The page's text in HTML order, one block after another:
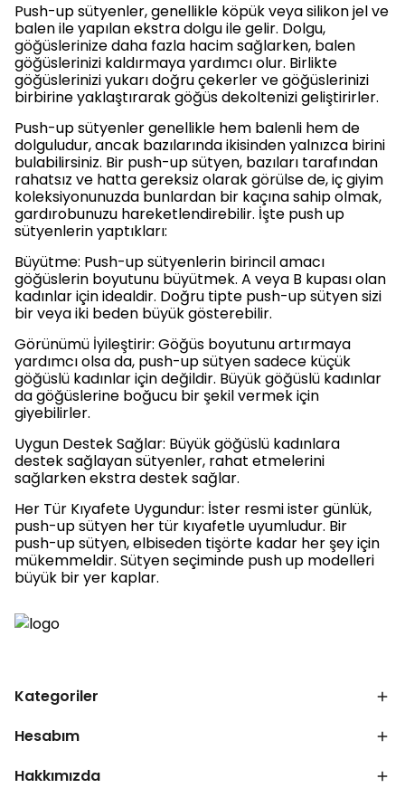
Push-up sütyenler, genellikle köpük veya silikon jel ve
balen ile yapılan ekstra dolgu ile gelir. Dolgu,
göğüslerinize daha fazla hacim sağlarken, balen
göğüslerinizi kaldırmaya yardımcı olur. Birlikte
göğüslerinizi yukarı doğru çekerler ve göğüslerinizi
birbirine yaklaştırarak göğüs dekoltenizi geliştirirler.
Push-up sütyenler genellikle hem balenli hem de
dolguludur, ancak bazılarında ikisinden yalnızca birini
bulabilirsiniz. Bir push-up sütyen, bazıları tarafından
rahatsız ve hatta gereksiz olarak görülse de, iç giyim
koleksiyonunuzda bunlardan bir kaçına sahip olmak,
gardırobunuzu hareketlendirebilir. İşte push up
sütyenlerin yaptıkları:
Büyütme: Push-up sütyenlerin birincil amacı
göğüslerin boyutunu büyütmek. A veya B kupası olan
kadınlar için idealdir. Doğru tipte push-up sütyen sizi
bir veya iki beden büyük gösterebilir.
Görünümü İyileştirir: Göğüs boyutunu artırmaya
yardımcı olsa da, push-up sütyen sadece küçük
göğüslü kadınlar için değildir. Büyük göğüslü kadınlar
da göğüslerine boğucu bir şekil vermek için
giyebilirler.
Uygun Destek Sağlar: Büyük göğüslü kadınlara
destek sağlayan sütyenler, rahat etmelerini
sağlarken ekstra destek sağlar.
Her Tür Kıyafete Uygundur: İster resmi ister günlük,
push-up sütyen her tür kıyafetle uyumludur. Bir
push-up sütyen, elbiseden tişörte kadar her şey için
mükemmeldir. Sütyen seçiminde push up modelleri
büyük bir yer kaplar.
Kategoriler
Hesabım
Hakkımızda